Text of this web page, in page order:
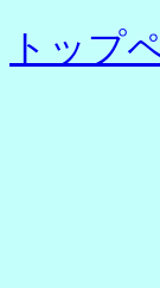
トップ